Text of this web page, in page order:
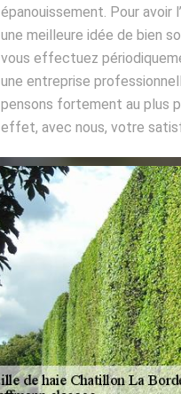
épanouissement. Pour
une meilleure idée de bien
vous effectuez
une entreprise
pensons fortement au plus
effet, avec nous, votre